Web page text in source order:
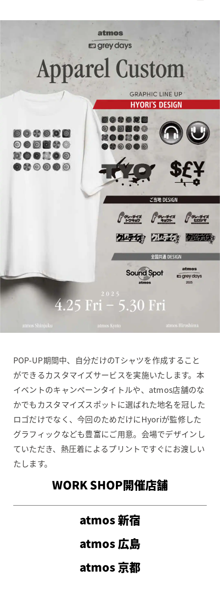
POP-UP期間中、自分だけのTシャツを作成すること
ができるカスタマイズサービスを実施いたします。 本
イベントのキャンペーンタイトルや、atmos店舗のな
かでもカスタマイズスポットに選ばれた地名を冠した
ロゴだけでなく、今回のためだけにHyoriが監修した
グラフィックなども豊富にご用意。 会場でデザインし
ていただき、熱圧着によるプリントですぐにお渡しい
たします。
WORK SHOP開催店舗
atmos 新宿
atmos 広島
atmos 京都